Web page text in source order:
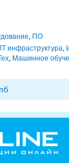
, ПО
инфраструктура,
, Машинное